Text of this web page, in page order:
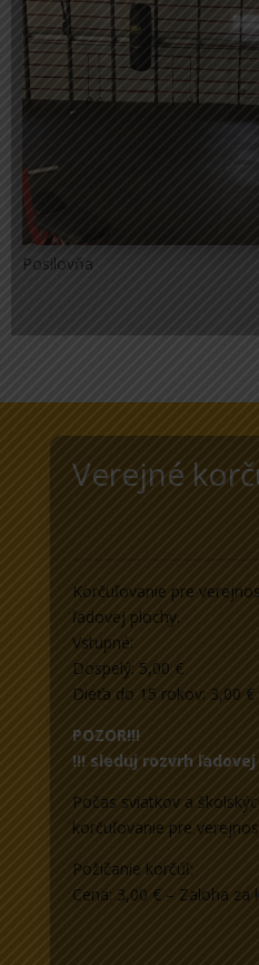
Posilovňa
Verejné
Korčuľovanie pre
ľadovej plochy.
Vstupné:
Dospelý: 5,00 €
Dieťa do 15 rokov: 3,00 €
POZOR!!!
!!! sleduj rozvrh ľadovej
Počas sviatkov a
korčuľovanie pre
Požičanie korčúľ:
Cena: 3,00 € – Zaloha za